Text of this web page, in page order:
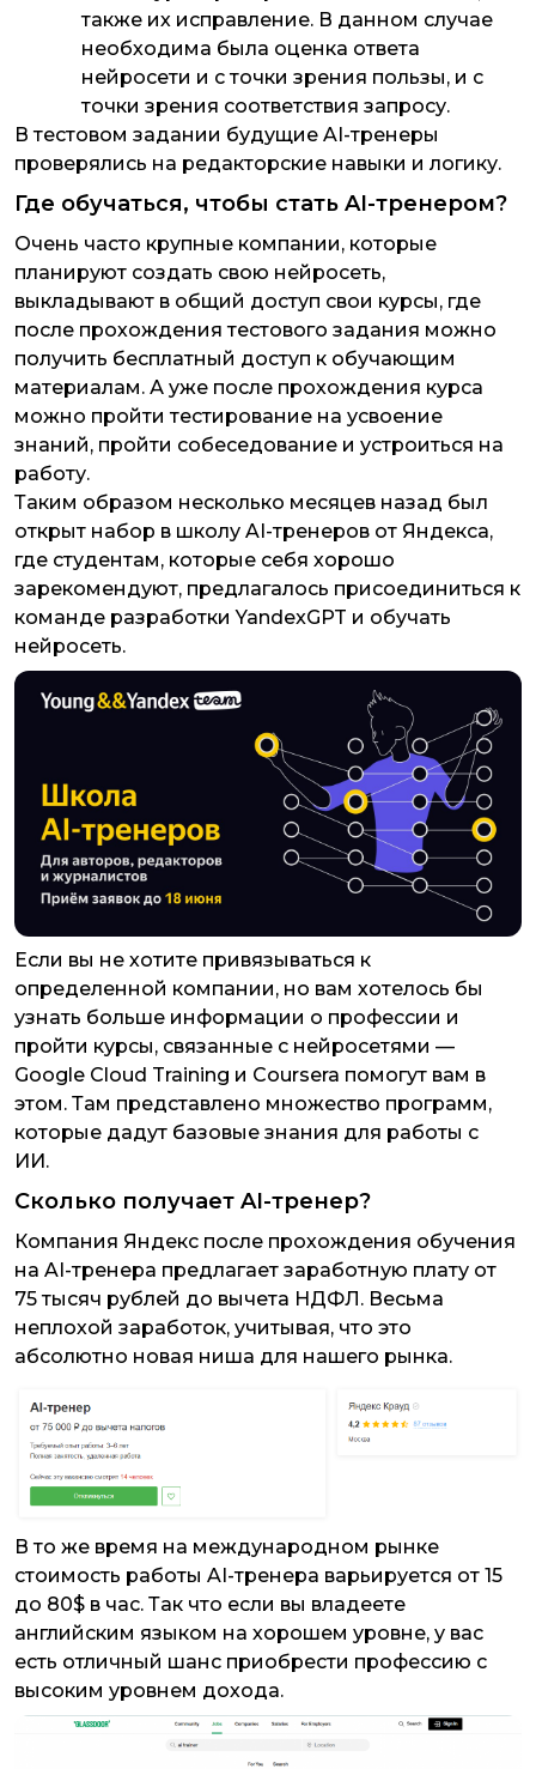
также их исправление. В данном случае
необходима была оценка ответа
нейросети и с точки зрения пользы, и с
точки зрения соответствия запросу.
В тестовом задании будущие AI-тренеры
проверялись на редакторские навыки и логику.
Где обучаться, чтобы стать AI-тренером?
Очень часто крупные компании, которые
планируют создать свою нейросеть,
выкладывают в общий доступ свои курсы, где
после прохождения тестового задания можно
получить бесплатный доступ к обучающим
материалам. А уже после прохождения курса
можно пройти тестирование на усвоение
знаний, пройти собеседование и устроиться на
работу.
Таким образом несколько месяцев назад был
открыт набор в школу AI-тренеров от Яндекса,
где студентам, которые себя хорошо
зарекомендуют, предлагалось присоединиться к
команде разработки YandexGPT и обучать
нейросеть.
Если вы не хотите привязываться к
определенной компании, но вам хотелось бы
узнать больше информации о профессии и
пройти курсы, связанные с нейросетями —
Google Cloud Training и Coursera помогут вам в
этом. Там представлено множество программ,
которые дадут базовые знания для работы с
ИИ.
Сколько получает AI-тренер?
Компания Яндекс после прохождения обучения
на AI-тренера предлагает заработную плату от
75 тысяч рублей до вычета НДФЛ. Весьма
неплохой заработок, учитывая, что это
абсолютно новая ниша для нашего рынка.
В то же время на международном рынке
стоимость работы AI-тренера варьируется от 15
до 80$ в час. Так что если вы владеете
английским языком на хорошем уровне, у вас
есть отличный шанс приобрести профессию с
высоким уровнем дохода.